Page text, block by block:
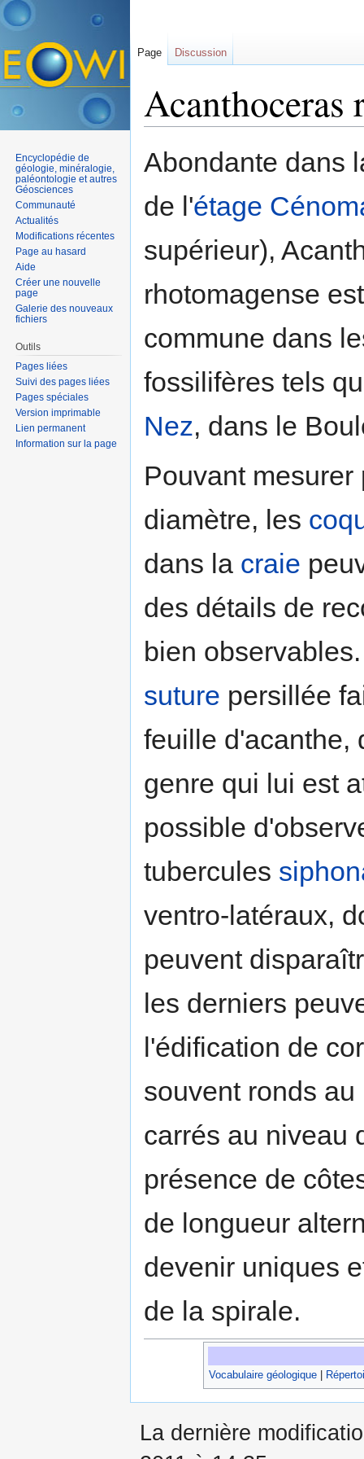
Acanthoceras
Abondante dans
de l'étage
supérieur),
rhotomagense
commune dans
fossilifères tels
Nez, dans le
Pouvant
diamètre, les
dans la craie
des détails de
bien
suture persillée
feuille d'acanthe,
genre qui lui est
possible
tubercules
ventro-latéraux,
peuvent
les derniers
l'édification de
souvent ronds
carrés au niveau
présence de
de longueur
devenir uniques
de la spirale.
Vocabulaire géologique
Page Discussion
Encyclopédie de
géologie, minéralogie,
paléontologie et autres
Géosciences
Communauté
Actualités
Modifications récentes
Page au hasard
Aide
Créer une nouvelle
page
Galerie des nouveaux
fichiers
Outils
Pages liées
Suivi des pages liées
Pages spéciales
Version imprimable
Lien permanent
Information sur la page
La dernière